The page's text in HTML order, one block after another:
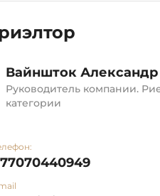
Вайншток Александр
Руководитель компании.
категории